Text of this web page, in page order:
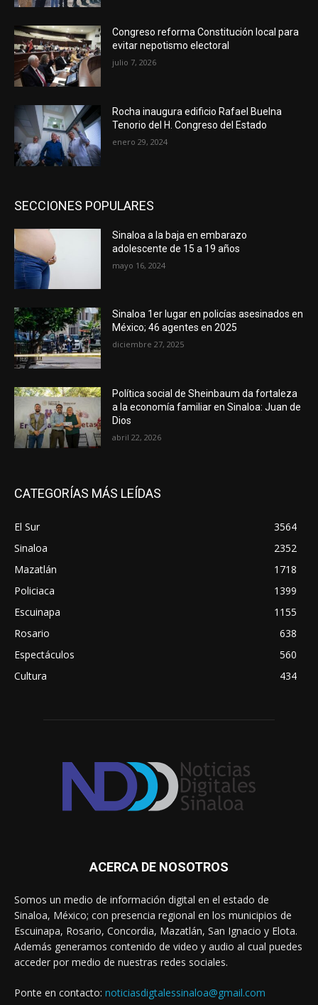
Congreso reforma Constitución local para
evitar nepotismo electoral
julio 7, 2026
Rocha inaugura edificio Rafael Buelna
Tenorio del H. Congreso del Estado
enero 29, 2024
SECCIONES POPULARES
Sinaloa a la baja en embarazo
adolescente de 15 a 19 años
mayo 16, 2024
Sinaloa 1er lugar en policías asesinados en
México; 46 agentes en 2025
diciembre 27, 2025
Política social de Sheinbaum da fortaleza
a la economía familiar en Sinaloa: Juan de
Dios
abril 22, 2026
CATEGORÍAS MÁS LEÍDAS
El Sur
3564
Sinaloa
2352
Mazatlán
1718
Policiaca
1399
Escuinapa
1155
Rosario
638
Espectáculos
560
Cultura
434
ACERCA DE NOSOTROS
Somos un medio de información digital en el estado de
Sinaloa, México; con presencia regional en los municipios de
Escuinapa, Rosario, Concordia, Mazatlán, San Ignacio y Elota.
Además generamos contenido de video y audio al cual puedes
acceder por medio de nuestras redes sociales.
Ponte en contacto: noticiasdigtalessinaloa@gmail.com